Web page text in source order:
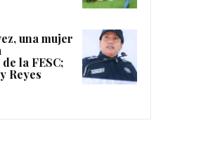
una mujer
la FESC;
Reyes